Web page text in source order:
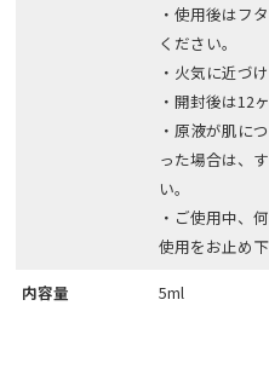
・使用後はフ
ください。
・火気に近づ
・開封後は12
・原液が肌に
った場合は、
い。
・ご使用中、
使用をお止め下
内容量
5ml